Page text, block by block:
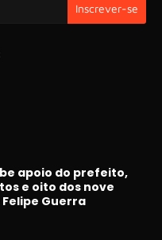
apoio do prefeito,
e oito dos nove
Guerra